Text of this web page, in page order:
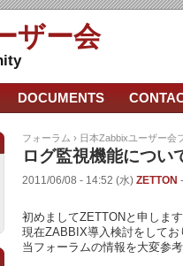
ザー会
フォーラム › 日本Zabbixユーザー会
ログ監視機能につ
2011/06/08 - 14:52 (水) ZETTON
初めましてZETTONと申します
現在ZABBIX導入検討をしてお
当フォーラムの情報を大変参
DOCUMENTS